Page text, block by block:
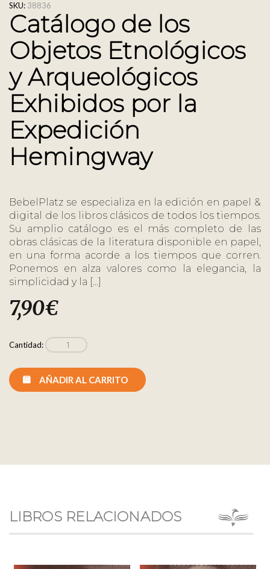
SKU: 38836
Catálogo de los
Objetos Etnológicos
y Arqueológicos
Exhibidos por la
Expedición
Hemingway
BebelPlatz se especializa en la edición en papel &
digital de los libros clásicos de todos los tiempos.
Su amplio catálogo es el más completo de las
obras clásicas de la literatura disponible en papel,
en una forma acorde a los tiempos que corren.
Ponemos en alza valores como la elegancia, la
simplicidad y la […]
7,90€
Cantidad:
AÑADIR AL CARRITO
LIBROS RELACIONADOS